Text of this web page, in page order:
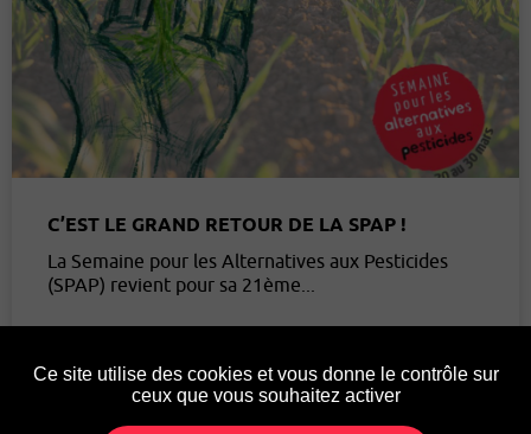
C’EST LE GRAND RETOUR DE LA SPAP !
La Semaine pour les Alternatives aux Pesticides
(SPAP) revient pour sa 21ème...
Ce site utilise des cookies et vous donne le contrôle sur
ceux que vous souhaitez activer